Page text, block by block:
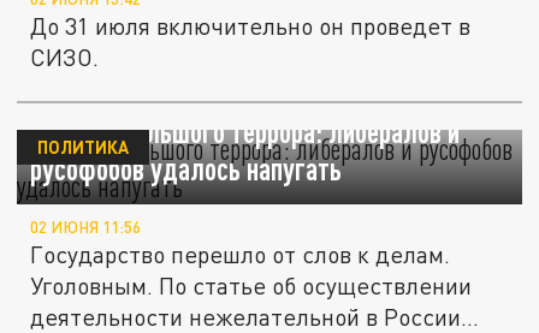
До 31 июля включительно он проведет в
СИЗО.
Эпоха небольшого террора: либералов и
русофобов удалось напугать
ПОЛИТИКА
02 ИЮНЯ 11:56
Государство перешло от слов к делам.
Уголовным. По статье об осуществлении
деятельности нежелательной в России...